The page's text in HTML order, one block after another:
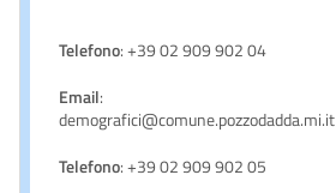
Telefono: +39 02 909 902 04
Email:
demografici@comune.pozzodadda.mi.it
Telefono: +39 02 909 902 05